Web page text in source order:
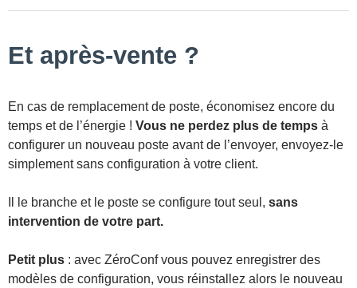
Et après-vente ?
En cas de remplacement de poste, économisez encore du
temps et de l’énergie ! Vous ne perdez plus de temps à
configurer un nouveau poste avant de l’envoyer, envoyez-le
simplement sans configuration à votre client.
Il le branche et le poste se configure tout seul, sans
intervention de votre part.
Petit plus : avec ZéroConf vous pouvez enregistrer des
modèles de configuration, vous réinstallez alors le nouveau